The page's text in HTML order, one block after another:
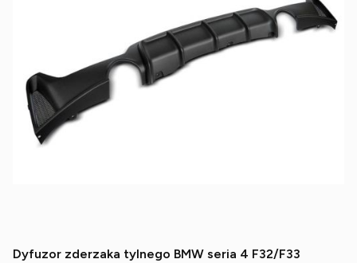
Dyfuzor zderzaka tylnego BMW seria 4 F32/F33